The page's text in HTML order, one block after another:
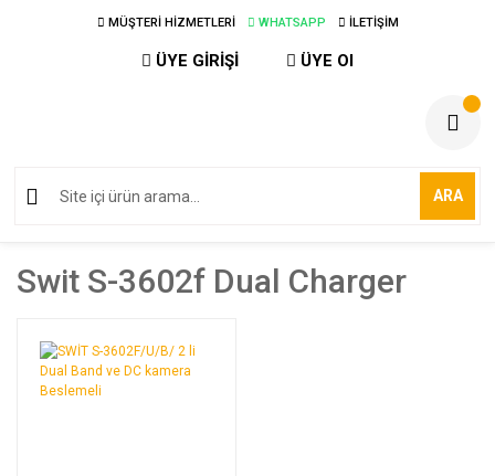
MÜŞTERİ HİZMETLERİ WHATSAPP İLETİŞİM
ÜYE GİRİŞİ ÜYE Ol
ARA
Swit S-3602f Dual Charger